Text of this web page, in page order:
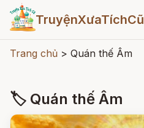
TruyệnXưaTíchCũ
Trang chủ > Quán thế Âm
🏷 Quán thế Âm